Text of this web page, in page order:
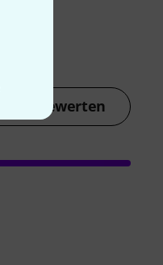
Jetzt bewerten